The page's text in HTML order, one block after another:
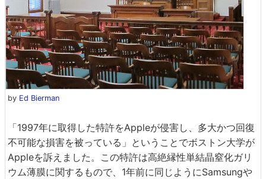
by Ed Bierman
「1997年に取得した特許をAppleが侵害し、多大かつ回復
不可能な損害を被っている」ということでボストン大学が
Appleを訴えました。この特許は高絶縁性単結晶窒化ガリ
ウム薄膜に関するもので、1年前に同じようにSamsungや